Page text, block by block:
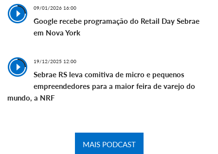
09/01/2026 16:00
Google recebe programação do Retail Day Sebrae
em Nova York
19/12/2025 12:00
Sebrae RS leva comitiva de micro e pequenos
empreendedores para a maior feira de varejo do
mundo, a NRF
MAIS PODCAST